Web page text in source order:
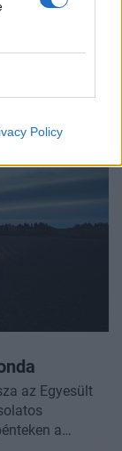
Policy
tej
német hátterű
.
az Egyesült
a